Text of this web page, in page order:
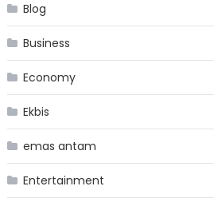
Blog
Business
Economy
Ekbis
emas antam
Entertainment